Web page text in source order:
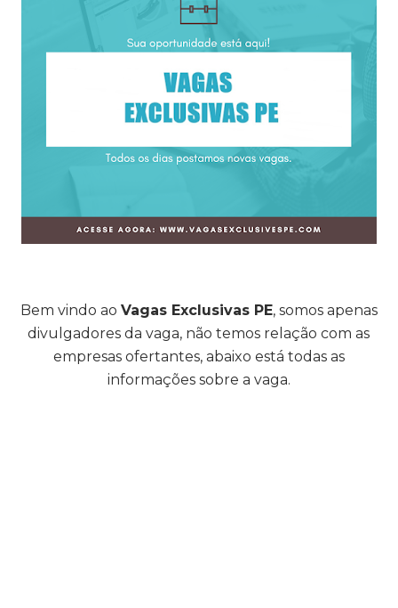
Bem vindo ao Vagas Exclusivas PE, somos apenas
divulgadores da vaga, não temos relação com as
empresas ofertantes, abaixo está todas as
informações sobre a vaga.